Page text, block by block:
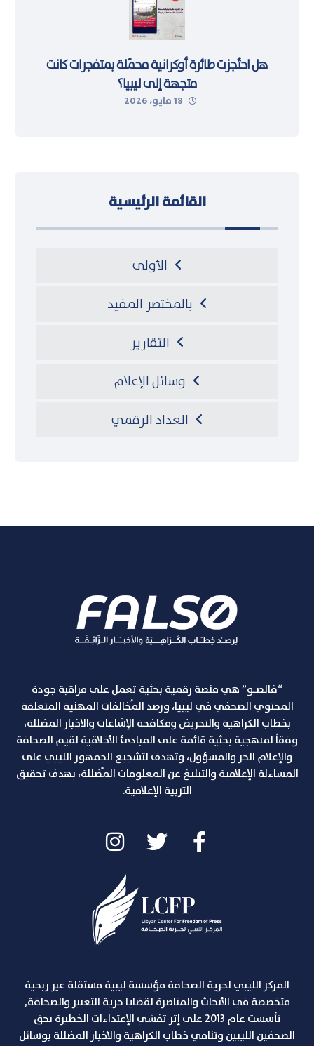
هل احتُجزت طائرة أوكرانية محمّلة بمتفجرات كانت
متجهة إلى ليبيا؟
18 مايو، 2026
القائمة الرئيسية
الأولى
بالمختصر المفيد
التقارير
وسائل الإعلام
العداد الرقمي
“فالصـو” هي منصة رقمية بحثية تعمل على مراقبة جودة
المحتوي الصحفي في ليبيا، ورصد المٌخالفات المهنية المتعلقة
بخطاب الكراهية والتحريض ومكافحة الإشاعات والاخبار المضللة،
وفقاً لمنهجية بحثية قائمة على المبادئ الأخلاقية لقيم الصحافة
والإعلام الحر والمسؤول، وتهدف لتشجيع الجمهور الليبي على
المساءلة الإعلامية والتبليغ عن المعلومات المٌضللة، بهدف تحقيق
التربية الإعلامية.
المركز الليبي لحرية الصحافة مؤسسة ليبية مستقلة غير ربحية
متخصصة في الأبحاث والمناصرة لقضايا حرية التعبير والصحافة,
تأسست عام 2013 على إثر تفشي الإعتداءات الخطيرة بحق
الصحفين الليبين وتنامي خطاب الكراهية والأخبار المضللة بوسائل